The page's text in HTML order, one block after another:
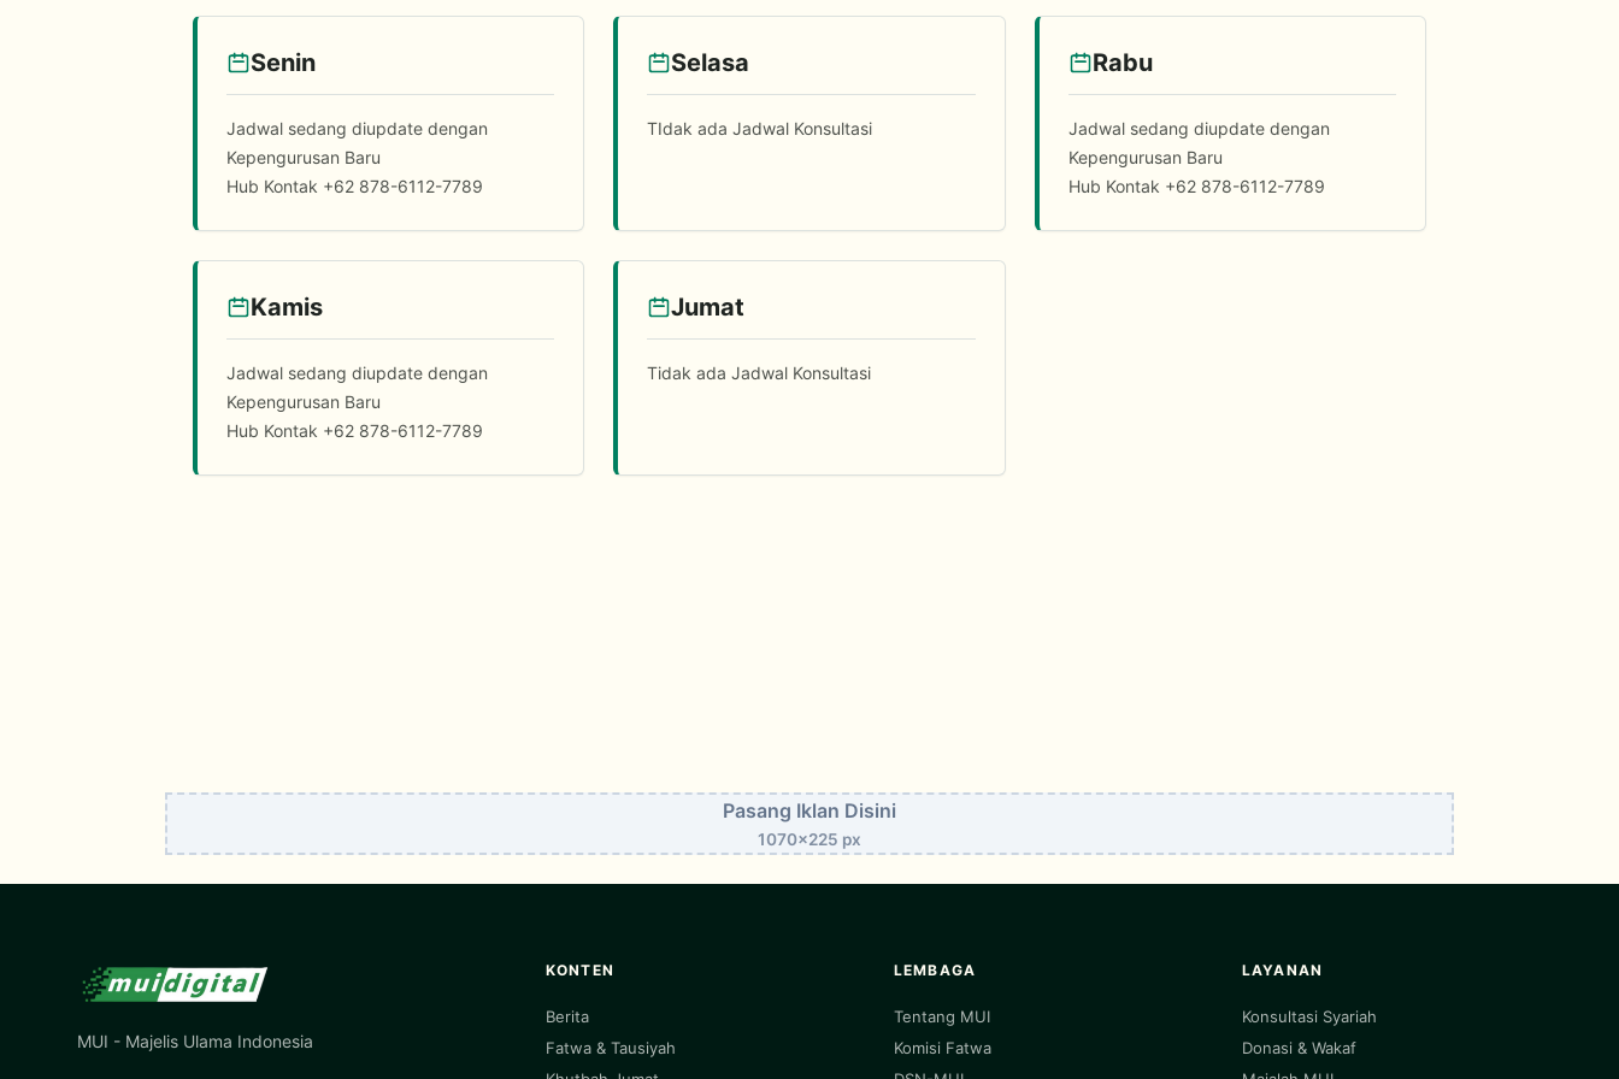
Senin
Jadwal sedang diupdate dengan
Kepengurusan Baru
Hub Kontak +62 878-6112-7789
Selasa
TIdak ada Jadwal Konsultasi
Rabu
Jadwal sedang diupdate dengan
Kepengurusan Baru
Hub Kontak +62 878-6112-7789
Kamis
Jadwal sedang diupdate dengan
Kepengurusan Baru
Hub Kontak +62 878-6112-7789
Jumat
Tidak ada Jadwal Konsultasi
Pasang Iklan Disini
1070x225 px
MUI - Majelis Ulama Indonesia
KONTEN
Berita
Fatwa & Tausiyah
LEMBAGA
Tentang MUI
Komisi Fatwa
LAYANAN
Konsultasi Syariah
Donasi & Wakaf